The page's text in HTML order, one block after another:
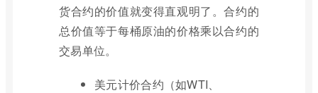
货合约的价值就变得直观明了。合约的
总价值等于每桶原油的价格乘以合约的
交易单位。
美元计价合约（如WTI、